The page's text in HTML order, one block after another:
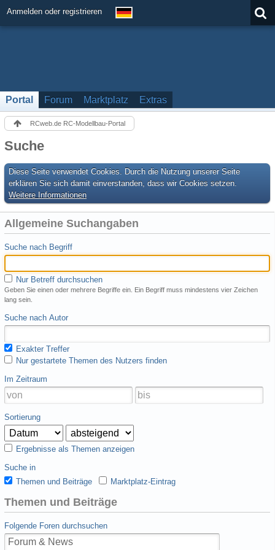
Anmelden oder registrieren
Portal Forum Marktplatz Extras
RCweb.de RC-Modellbau-Portal
Suche
Diese Seite verwendet Cookies. Durch die Nutzung unserer Seite
erklären Sie sich damit einverstanden, dass wir Cookies setzen.
Weitere Informationen
Allgemeine Suchangaben
Suche nach Begriff
Nur Betreff durchsuchen
Geben Sie einen oder mehrere Begriffe ein. Ein Begriff muss mindestens vier Zeichen
lang sein.
Suche nach Autor
Exakter Treffer
Nur gestartete Themen des Nutzers finden
Im Zeitraum
Sortierung
Ergebnisse als Themen anzeigen
Suche in
Themen und Beiträge
Marktplatz-Eintrag
Themen und Beiträge
Folgende Foren durchsuchen